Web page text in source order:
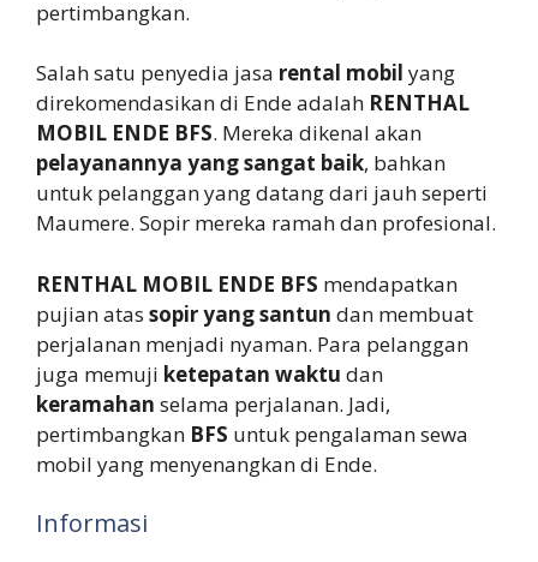
pertimbangkan.
Salah satu penyedia jasa rental mobil yang
direkomendasikan di Ende adalah RENTHAL
MOBIL ENDE BFS. Mereka dikenal akan
pelayanannya yang sangat baik, bahkan
untuk pelanggan yang datang dari jauh seperti
Maumere. Sopir mereka ramah dan profesional.
RENTHAL MOBIL ENDE BFS mendapatkan
pujian atas sopir yang santun dan membuat
perjalanan menjadi nyaman. Para pelanggan
juga memuji ketepatan waktu dan
keramahan selama perjalanan. Jadi,
pertimbangkan BFS untuk pengalaman sewa
mobil yang menyenangkan di Ende.
Informasi